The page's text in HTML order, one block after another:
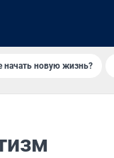
начать новую жизнь?